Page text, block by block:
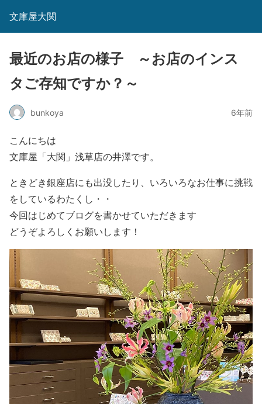
文庫屋大関
最近のお店の様子 ～お店のインス
タご存知ですか？～
bunkoya 6年前
こんにちは
文庫屋「大関」浅草店の井澤です。
ときどき銀座店にも出没したり、いろいろなお仕事に挑戦
をしているわたくし・・
今回はじめてブログを書かせていただきます
どうぞよろしくお願いします！